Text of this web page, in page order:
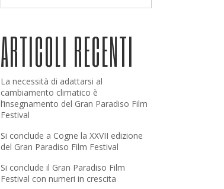
ARTICOLI RECENTI
La necessità di adattarsi al
cambiamento climatico è
l’insegnamento del Gran Paradiso Film
Festival
Si conclude a Cogne la XXVII edizione
del Gran Paradiso Film Festival
Si conclude il Gran Paradiso Film
Festival con numeri in crescita